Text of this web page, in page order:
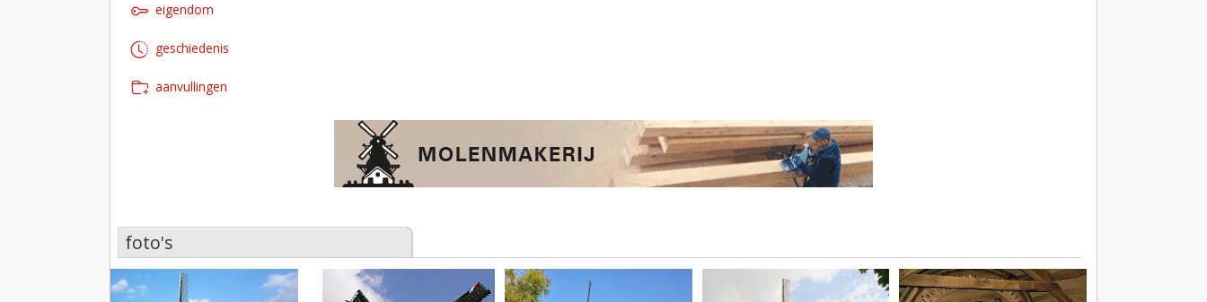
eigendom
geschiedenis
aanvullingen
foto's
foto's